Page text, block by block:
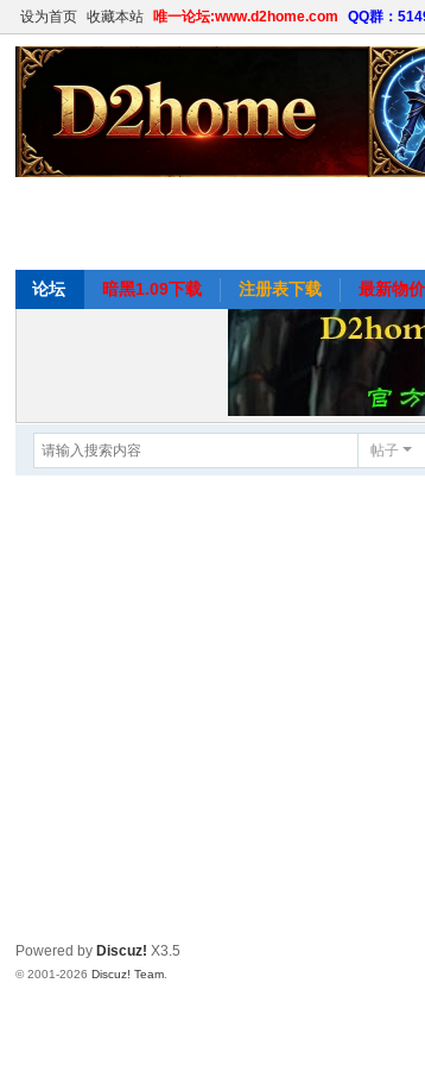
设为首页 收藏本站 唯一论坛:www.d2home.com QQ群：
论坛 暗黑1.09下载 注册表下载 最新物
帖子
Powered by Discuz! X3.5
© 2001-2026Discuz! Team